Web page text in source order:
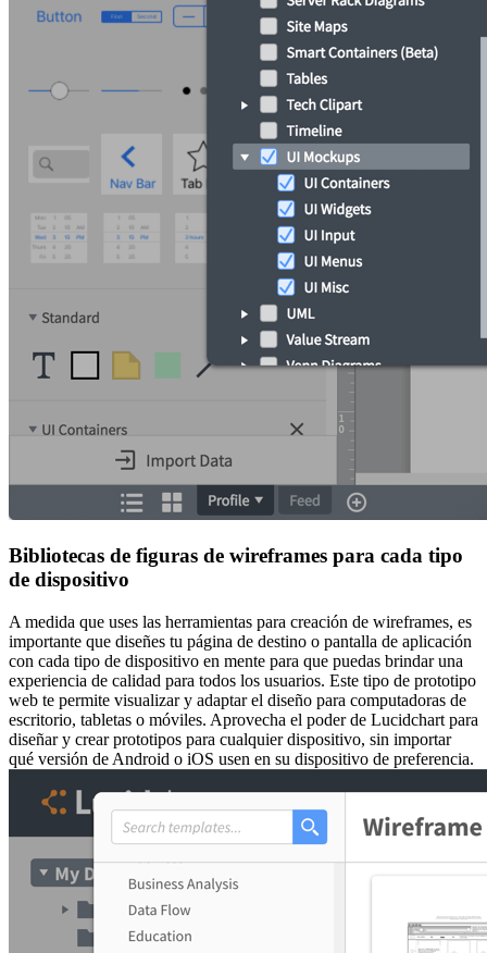
Bibliotecas de figuras de wireframes para cada tipo
de dispositivo
A medida que uses las herramientas para creación de wireframes, es
importante que diseñes tu página de destino o pantalla de aplicación
con cada tipo de dispositivo en mente para que puedas brindar una
experiencia de calidad para todos los usuarios. Este tipo de prototipo
web te permite visualizar y adaptar el diseño para computadoras de
escritorio, tabletas o móviles. Aprovecha el poder de Lucidchart para
diseñar y crear prototipos para cualquier dispositivo, sin importar
qué versión de Android o iOS usen en su dispositivo de preferencia.